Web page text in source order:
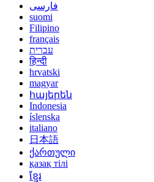
فارسی
suomi
Filipino
français
עברית
हिन्दी
hrvatski
magyar
հայերեն
Indonesia
íslenska
italiano
日本語
ქართული
қазақ тілі
ខ្មែរ